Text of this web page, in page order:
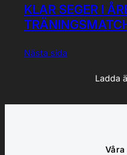
KLAR SEGER I
Nästa sida
Ladda